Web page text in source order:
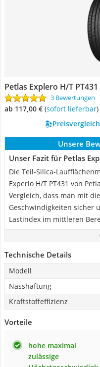
Petlas Explero H/T PT431
3 Bewertungen
ab 117,00 € ( Sofort lieferbar)
Unsere
Unser Fazit für Petlas
Die Teil-Silica-
Experlo H/T PT431 von
Vergleich, dass man mit
Geschwindigkeiten sicher
Lastindex im mittleren
Technische Details
Modell
Nasshaftung
Kraftstoffeffizienz
Vorteile
hohe maximal
zulässige